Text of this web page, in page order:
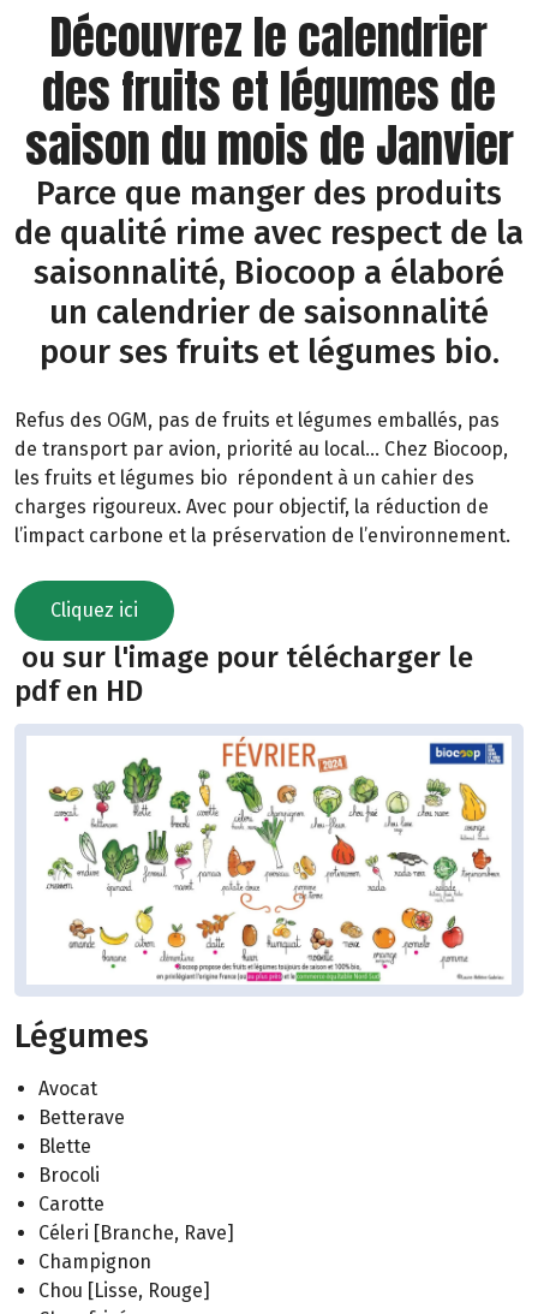
Découvrez le calendrier
des fruits et légumes de
saison du mois de Janvier
Parce que manger des produits
de qualité rime avec respect de la
saisonnalité, Biocoop a élaboré
un calendrier de saisonnalité
pour ses fruits et légumes bio.
Refus des OGM, pas de fruits et légumes emballés, pas
de transport par avion, priorité au local… Chez Biocoop,
les fruits et légumes bio répondent à un cahier des
charges rigoureux. Avec pour objectif, la réduction de
l’impact carbone et la préservation de l’environnement.
Cliquez ici
ou sur l'image pour télécharger le
pdf en HD
Légumes
Avocat
Betterave
Blette
Brocoli
Carotte
Céleri [Branche, Rave]
Champignon
Chou [Lisse, Rouge]